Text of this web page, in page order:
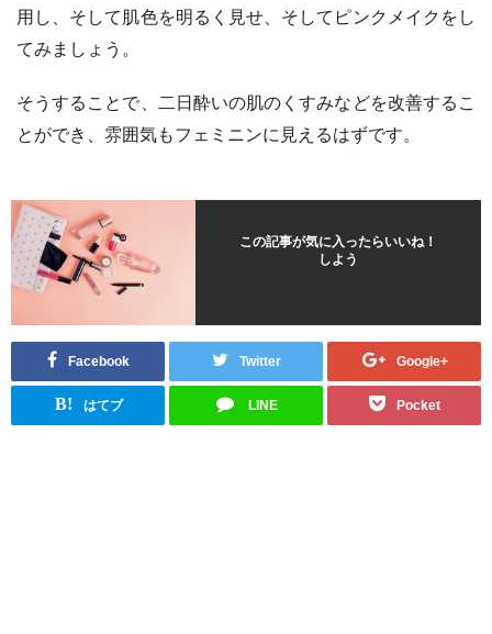
用し、そして肌色を明るく見せ、そしてピンクメイクをし
てみましょう。
そうすることで、二日酔いの肌のくすみなどを改善するこ
とができ、雰囲気もフェミニンに見えるはずです。
この記事が気に入ったらいいね！
しよう
Facebook Twitter Google+
B! はてブ LINE Pocket